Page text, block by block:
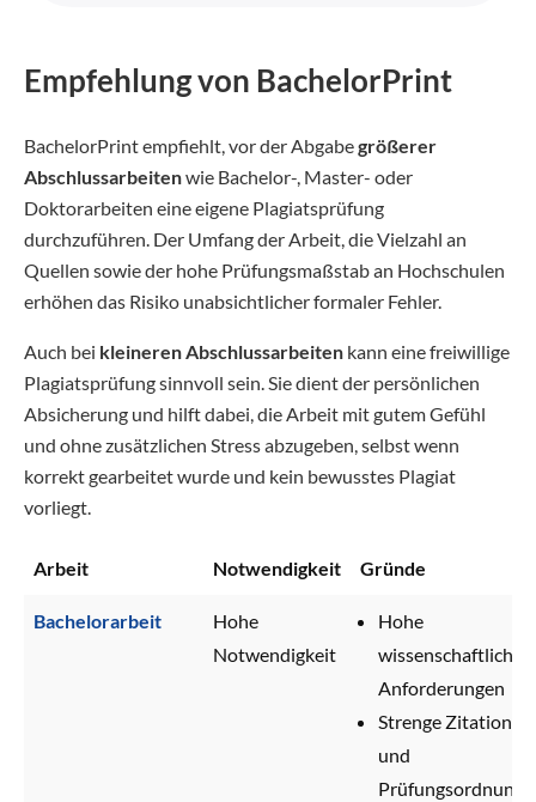
Empfehlung von BachelorPrint
BachelorPrint empfiehlt, vor der Abgabegrößerer
Abschlussarbeitenwie Bachelor-, Master- oder
Doktorarbeiten eine eigene Plagiatsprüfung
durchzuführen. Der Umfang der Arbeit, die Vielzahl an
Quellen sowie der hohe Prüfungsmaßstab an Hochschulen
erhöhen das Risiko unabsichtlicher formaler Fehler.
Auch bei kleineren Abschlussarbeiten kann eine freiwillige
Plagiatsprüfung sinnvoll sein. Sie dient der persönlichen
Absicherung und hilft dabei, die Arbeit mit gutem Gefühl
und ohne zusätzlichen Stress abzugeben, selbst wenn
korrekt gearbeitet wurde und kein bewusstes Plagiat
vorliegt.
Arbeit Notwendigkeit Gründe
Bachelorarbeit
Hohe
Notwendigkeit
Hohe
wissenschaftliche
Anforderungen
Strenge Zitations-
und